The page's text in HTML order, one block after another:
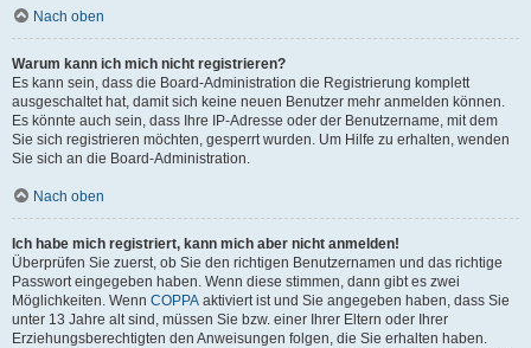
Nach oben
Warum kann ich mich nicht registrieren?
Es kann sein, dass die Board-Administration die Registrierung komplett
ausgeschaltet hat, damit sich keine neuen Benutzer mehr anmelden können.
Es könnte auch sein, dass Ihre IP-Adresse oder der Benutzername, mit dem
Sie sich registrieren möchten, gesperrt wurden. Um Hilfe zu erhalten, wenden
Sie sich an die Board-Administration.
Nach oben
Ich habe mich registriert, kann mich aber nicht anmelden!
Überprüfen Sie zuerst, ob Sie den richtigen Benutzernamen und das richtige
Passwort eingegeben haben. Wenn diese stimmen, dann gibt es zwei
Möglichkeiten. Wenn COPPA aktiviert ist und Sie angegeben haben, dass Sie
unter 13 Jahre alt sind, müssen Sie bzw. einer Ihrer Eltern oder Ihrer
Erziehungsberechtigten den Anweisungen folgen, die Sie erhalten haben.